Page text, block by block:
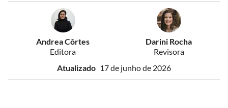
Andrea Côrtes
Editora
Darini Rocha
Revisora
Atualizado 17 de junho de 2026